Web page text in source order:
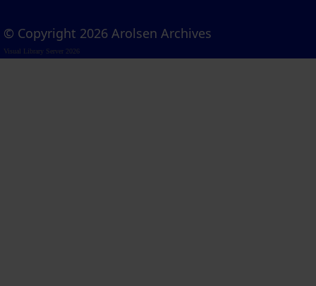
© Copyright 2026 Arolsen Archives
Visual Library Server 2026